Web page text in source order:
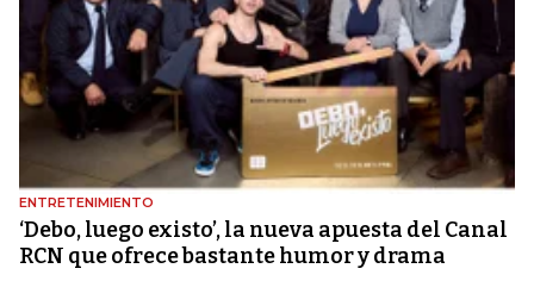
ENTRETENIMIENTO
‘Debo, luego existo’, la nueva apuesta del Canal
RCN que ofrece bastante humor y drama